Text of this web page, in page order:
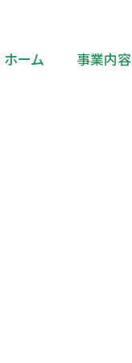
ホーム 事業内容